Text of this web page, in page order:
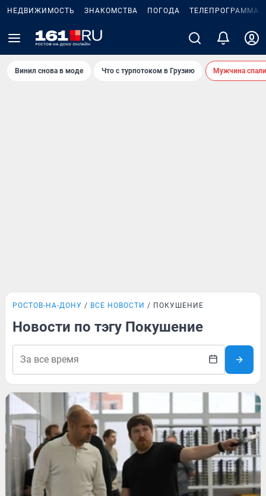
НЕДВИЖИМОСТЬ ЗНАКОМСТВА ПОГОДА ТЕЛЕПРОГРАММА
Винил снова в моде Что с турпотоком в Грузию Мужчина
РОСТОВ-НА-ДОНУ ВСЕ НОВОСТИ ПОКУШЕНИЕ
Новости по тэгу Покушение